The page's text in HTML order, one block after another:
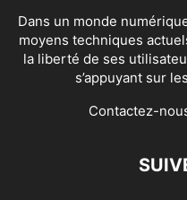
Dans un monde
moyens techniques
la liberté de ses
s’appuyant sur
Contactez-